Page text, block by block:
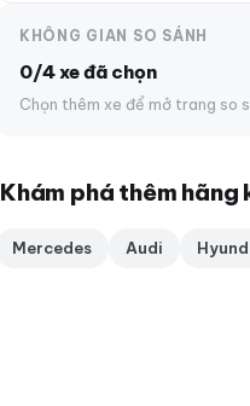
KHÔNG GIAN SO SÁNH
0/4 xe đã chọn
Chọn thêm xe để mở trang so
Khám phá thêm hãng
Mercedes Audi